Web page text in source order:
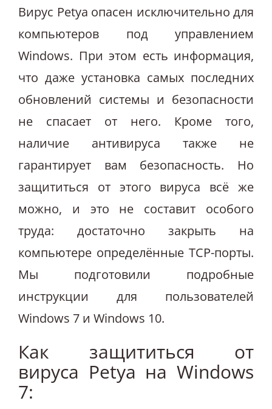
Вирус Petya опасен исключительно для
компьютеров под управлением
Windows. При этом есть информация,
что даже установка самых последних
обновлений системы и безопасности
не спасает от него. Кроме того,
наличие антивируса также не
гарантирует вам безопасность. Но
защититься от этого вируса всё же
можно, и это не составит особого
труда: достаточно закрыть на
компьютере определённые TCP-порты.
Мы подготовили подробные
инструкции для пользователей
Windows 7 и Windows 10.
Как защититься от
вируса Petya на Windows
7: